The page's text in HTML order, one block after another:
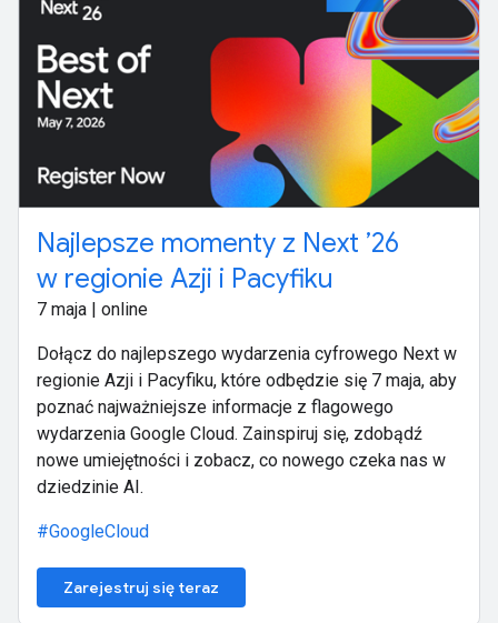
Najlepsze momenty z Next ’26
w regionie Azji i Pacyfiku
7 maja | online
Dołącz do najlepszego wydarzenia cyfrowego Next w
regionie Azji i Pacyfiku, które odbędzie się 7 maja, aby
poznać najważniejsze informacje z flagowego
wydarzenia Google Cloud. Zainspiruj się, zdobądź
nowe umiejętności i zobacz, co nowego czeka nas w
dziedzinie AI.
#GoogleCloud
Zarejestruj się teraz